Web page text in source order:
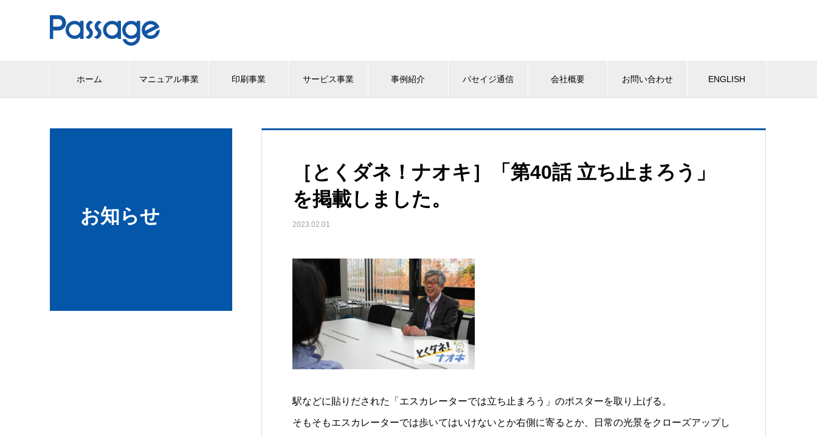
ホーム マニュアル事業 印刷事業 サービス事業 事例紹介 パセイジ通信 会社概要 お問い合わせ ENGLISH
お知らせ
［とくダネ！ナオキ］「第40話 立ち止まろう」
を掲載しました。
2023.02.01
駅などに貼りだされた「エスカレーターでは立ち止まろう」のポスターを取り上げる。
そもそもエスカレーターでは歩いてはいけないとか右側に寄るとか、日常の光景をクローズアップし